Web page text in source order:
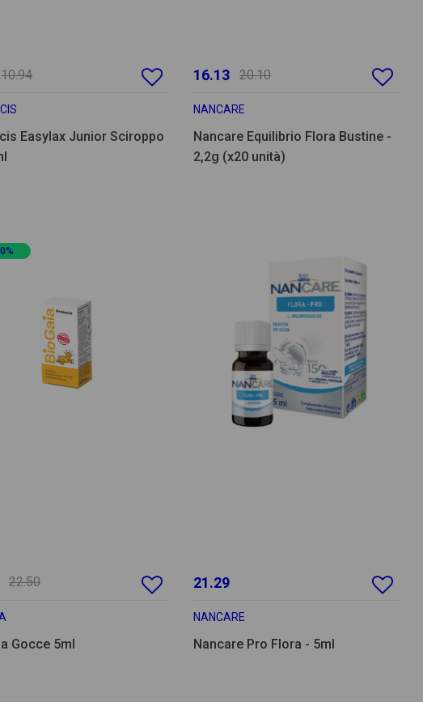
10.94
Easylax Junior Sciroppo
16.13 20.10
NANCARE
Nancare Equilibrio Flora Bustine -
2,2g (x20 unità)
22.50
Gocce 5ml
21.29
NANCARE
Nancare Pro Flora - 5ml